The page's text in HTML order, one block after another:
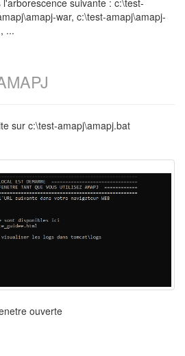
suivante : c:\test-
war, c:\test-amapj\amapj-
...
sur c:\test-amapj\amapj.bat
ouverte